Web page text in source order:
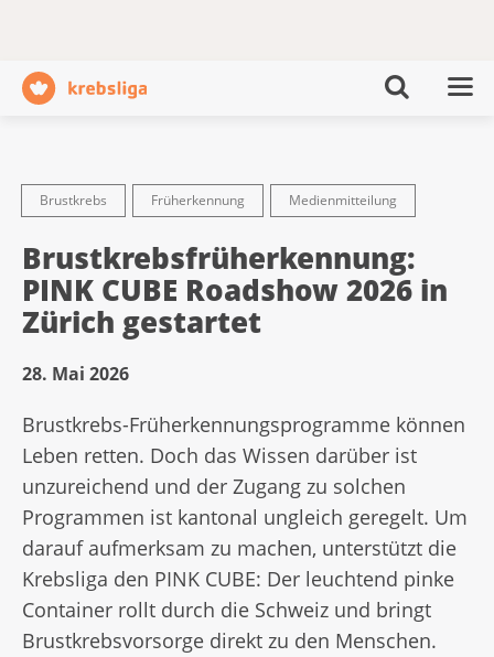
Brustkrebs Früherkennung Medienmitteilung
Brustkrebsfrüherkennung:
PINK CUBE Roadshow 2026 in
Zürich gestartet
28. Mai 2026
Brustkrebs-Früherkennungsprogramme können
Leben retten. Doch das Wissen darüber ist
unzureichend und der Zugang zu solchen
Programmen ist kantonal ungleich geregelt. Um
darauf aufmerksam zu machen, unterstützt die
Krebsliga den PINK CUBE: Der leuchtend pinke
Container rollt durch die Schweiz und bringt
Brustkrebsvorsorge direkt zu den Menschen.